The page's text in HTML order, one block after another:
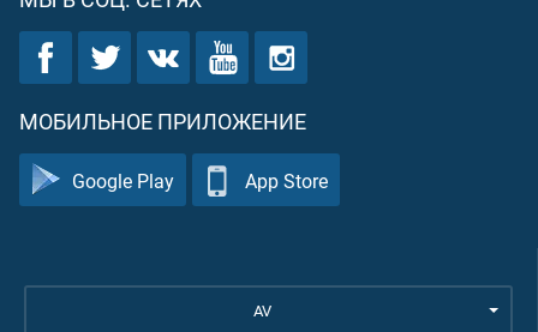
МОБИЛЬНОЕ ПРИЛОЖЕНИЕ
Google Play App Store
AV